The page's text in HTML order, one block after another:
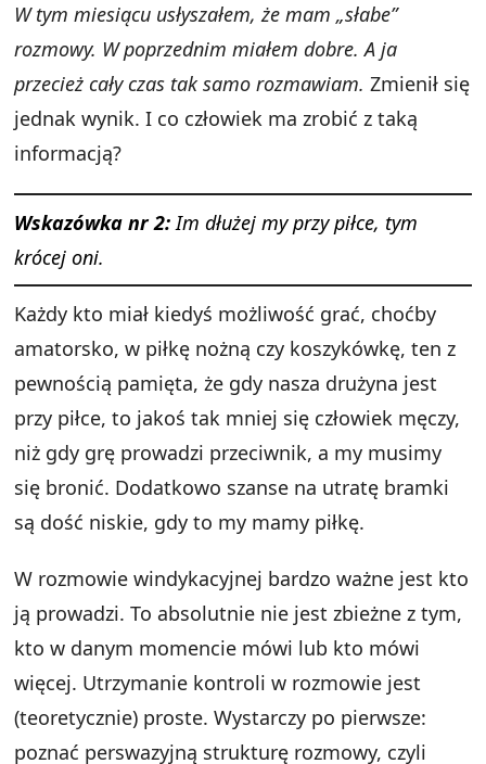
W tym miesiącu usłyszałem, że mam „słabe”
rozmowy. W poprzednim miałem dobre. A ja
przecież cały czas tak samo rozmawiam.Zmienił się
jednak wynik. I co człowiek ma zrobić z taką
informacją?
Wskazówka nr 2:Im dłużej my przy piłce, tym
krócej oni.
Każdy kto miał kiedyś możliwość grać, choćby
amatorsko, w piłkę nożną czy koszykówkę, ten z
pewnością pamięta, że gdy nasza drużyna jest
przy piłce, to jakoś tak mniej się człowiek męczy,
niż gdy grę prowadzi przeciwnik, a my musimy
się bronić. Dodatkowo szanse na utratę bramki
są dość niskie, gdy to my mamy piłkę.
W rozmowie windykacyjnej bardzo ważne jest kto
ją prowadzi. To absolutnie nie jest zbieżne z tym,
kto w danym momencie mówi lub kto mówi
więcej. Utrzymanie kontroli w rozmowie jest
(teoretycznie) proste. Wystarczy po pierwsze:
poznać perswazyjną strukturę rozmowy, czyli